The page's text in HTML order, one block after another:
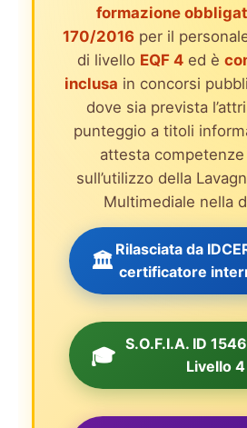
formazione
170/2016 per il
di livello EQF 4ed è
inclusa in concorsi
dove sia prevista
punteggio a titoli
attesta
sull’utilizzo della
Multimediale nella
🏛️ Rilasciata da
certificatore
🎓 S.O.F.I.A. ID
Livello 4